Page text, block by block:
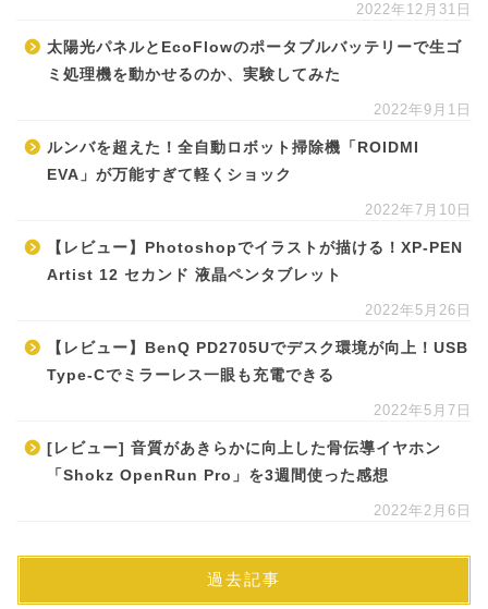
2022年12月31日
太陽光パネルとEcoFlowのポータブルバッテリーで生ゴ
ミ処理機を動かせるのか、実験してみた
2022年9月1日
ルンバを超えた！全自動ロボット掃除機「ROIDMI
EVA」が万能すぎて軽くショック
2022年7月10日
【レビュー】Photoshopでイラストが描ける！XP-PEN
Artist 12 セカンド 液晶ペンタブレット
2022年5月26日
【レビュー】BenQ PD2705Uでデスク環境が向上！USB
Type-Cでミラーレス一眼も充電できる
2022年5月7日
[レビュー] 音質があきらかに向上した骨伝導イヤホン
「Shokz OpenRun Pro」を3週間使った感想
2022年2月6日
過去記事